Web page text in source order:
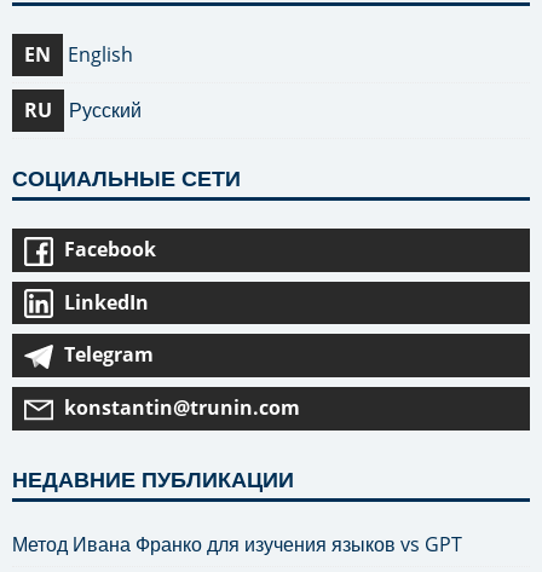
EN English
RU Русский
СОЦИАЛЬНЫЕ СЕТИ
Facebook
LinkedIn
Telegram
konstantin@trunin.com
НЕДАВНИЕ ПУБЛИКАЦИИ
Метод Ивана Франко для изучения языков vs GPT